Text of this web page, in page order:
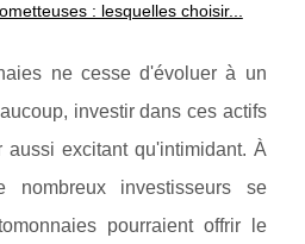
: lesquelles choisir...
ne cesse d'évoluer à un
investir dans ces actifs
aussi excitant qu'intimidant. À
nombreux investisseurs se
pourraient offrir le